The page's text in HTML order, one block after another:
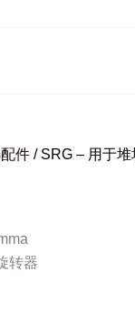
件 / SRG – 用于